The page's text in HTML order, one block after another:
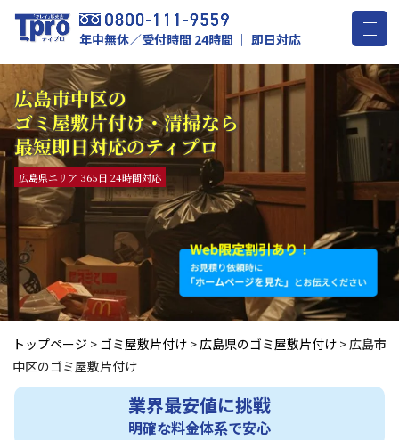
年中無休／受付時間 24時間 ｜ 即日対応
広島市中区の
ゴミ屋敷片付け・清掃なら
最短即日対応のティプロ
広島県エリア 365日 24時間対応
トップページ > ゴミ屋敷片付け >広島県のゴミ屋敷片付け >広島市
中区のゴミ屋敷片付け
業界最安値に挑戦
明確な料金体系で安心